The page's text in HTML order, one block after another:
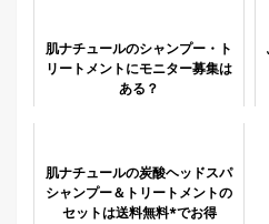
肌ナチュールのシャンプー・ト
リートメントにモニター募集は
ある？
肌ナチュールの炭酸ヘッドスパ
シャンプー＆トリートメントの
セットは送料無料*でお得